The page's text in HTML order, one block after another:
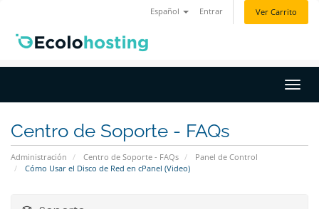
Español Entrar Ver Carrito
Centro de Soporte - FAQs
Administración Centro de Soporte - FAQs
Panel de Control
Cómo Usar el Disco de Red en cPanel (Video)